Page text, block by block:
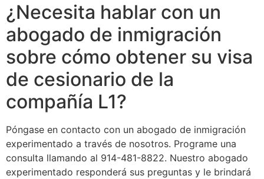
¿Necesita hablar con un
abogado de inmigración
sobre cómo obtener su visa
de cesionario de la
compañía L1?
Póngase en contacto con un abogado de inmigración
experimentado a través de nosotros. Programe una
consulta llamando al 914-481-8822. Nuestro abogado
experimentado responderá sus preguntas y le brindará